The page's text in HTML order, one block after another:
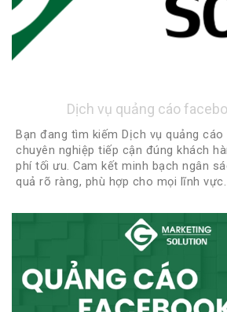
Dịch vụ quảng cáo
Bạn đang tìm kiếm Dịch vụ quảng
chuyên nghiệp tiếp cận đúng khách
phí tối ưu. Cam kết minh bạch ngân
quả rõ ràng, phù hợp cho mọi lĩnh
nhận chiến lược quảng cáo phù hợp